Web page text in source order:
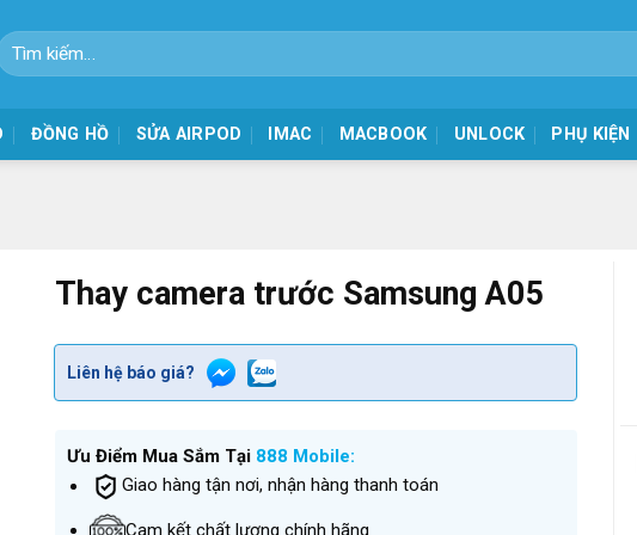
kiếm:
ĐỒNG HỒ SỬA AIRPOD IMAC MACBOOK UNLOCK PHỤ KIỆN
Thay camera trước Samsung A05
Liên hệ báo giá?
Ưu Điểm Mua Sắm Tại 888 Mobile:
Giao hàng tận nơi, nhận hàng thanh toán
Cam kết chất lượng chính hãng